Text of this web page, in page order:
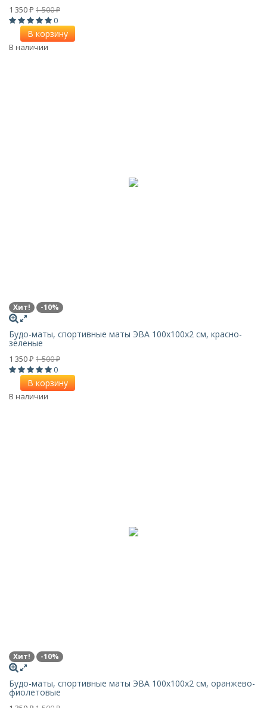
1 350 ₽ 1 500₽
0
В корзину
В наличии
Хит! -10%
Будо-маты, спортивные маты ЭВА 100х100x2 см, красно-
зеленые
1 350 ₽ 1 500₽
0
В корзину
В наличии
Хит! -10%
Будо-маты, спортивные маты ЭВА 100х100x2 см, оранжево-
фиолетовые